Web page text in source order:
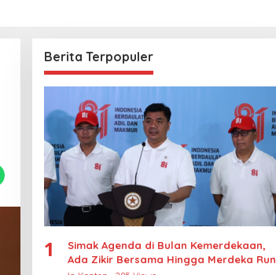
Berita Terpopuler
1
Simak Agenda di Bulan Kemerdekaan,
Ada Zikir Bersama Hingga Merdeka Run